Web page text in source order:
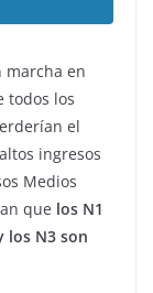
marcha en
todos los
el
ingresos
Medios
que los N1
los N3 son